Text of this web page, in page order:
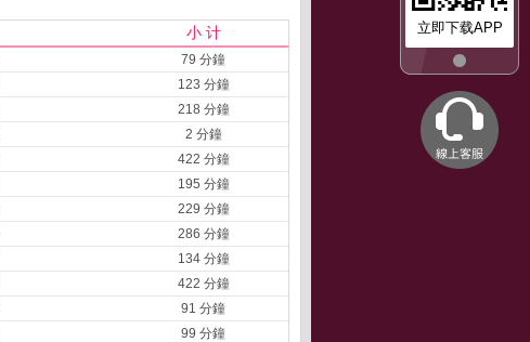
立即下载APP
小 计
79 分鐘
123 分鐘
218 分鐘
2 分鐘
422 分鐘
195 分鐘
229 分鐘
286 分鐘
134 分鐘
422 分鐘
91 分鐘
99 分鐘